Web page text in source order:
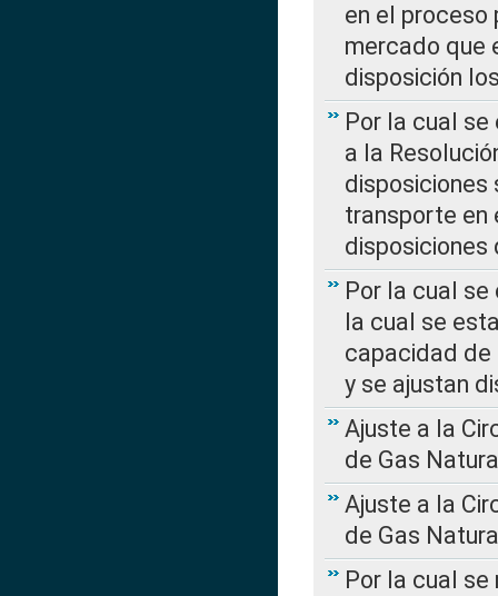
en el
mercado que
disposición
Por la cual se
a la
disposiciones
transporte en
disposiciones
Por la cual se
la cual se
capacidad de
y se ajustan
Ajuste a la
de Gas
Ajuste a la
de Gas
Por la cual se